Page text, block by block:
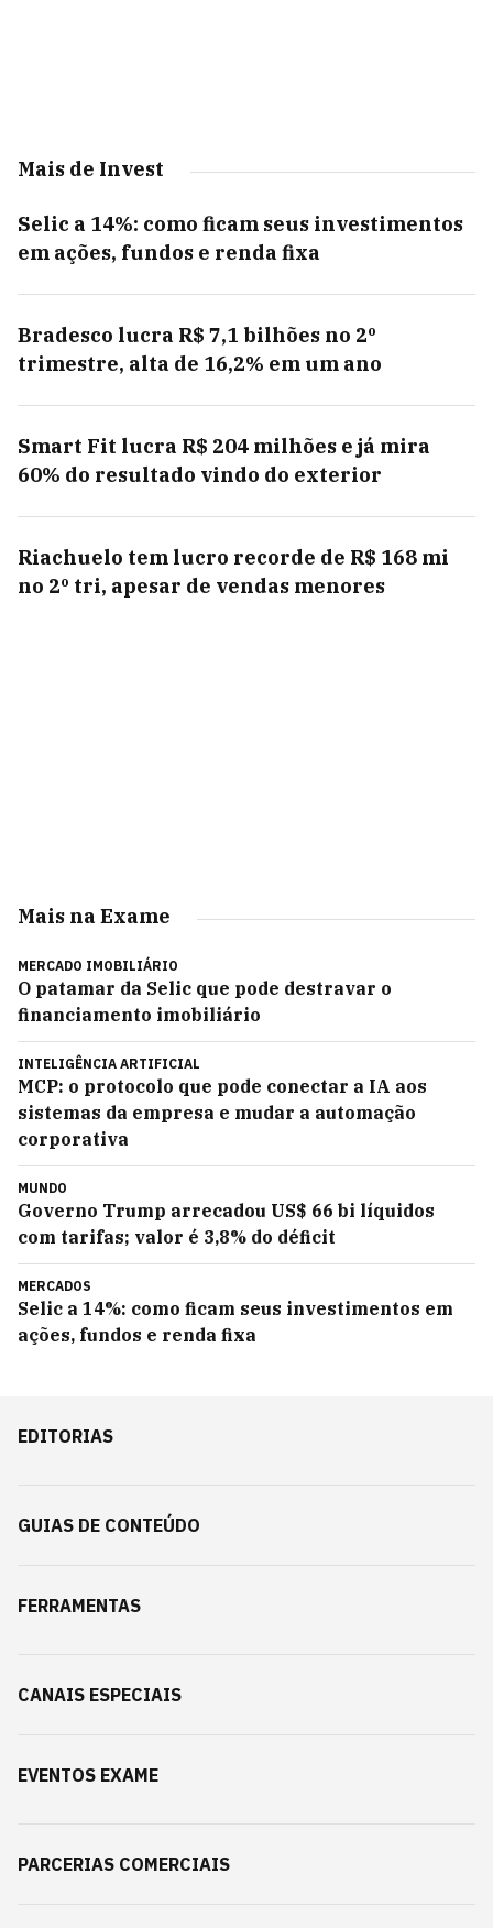
Mais de Invest
Selic a 14%: como ficam seus investimentos
em ações, fundos e renda fixa
Bradesco lucra R$ 7,1 bilhões no 2º
trimestre, alta de 16,2% em um ano
Smart Fit lucra R$ 204 milhões e já mira
60% do resultado vindo do exterior
Riachuelo tem lucro recorde de R$ 168 mi
no 2º tri, apesar de vendas menores
Mais na Exame
MERCADO IMOBILIÁRIO
O patamar da Selic que pode destravar o
financiamento imobiliário
INTELIGÊNCIA ARTIFICIAL
MCP: o protocolo que pode conectar a IA aos
sistemas da empresa e mudar a automação
corporativa
MUNDO
Governo Trump arrecadou US$ 66 bi líquidos
com tarifas; valor é 3,8% do déficit
MERCADOS
Selic a 14%: como ficam seus investimentos em
ações, fundos e renda fixa
EDITORIAS
GUIAS DE CONTEÚDO
FERRAMENTAS
CANAIS ESPECIAIS
EVENTOS EXAME
PARCERIAS COMERCIAIS